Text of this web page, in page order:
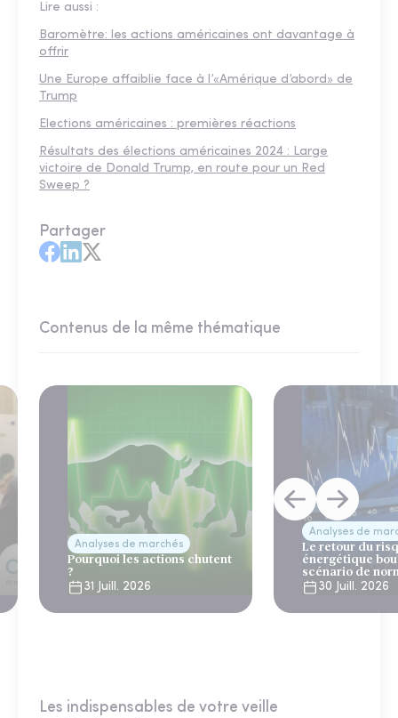
Lire aussi :
Baromètre: les actions américaines ont davantage à
offrir
Une Europe affaiblie face à l’«Amérique d’abord» de
Trump
Elections américaines : premières réactions
Résultats des élections américaines 2024 : Large
victoire de Donald Trump, en route pour un Red
Sweep ?
Partager
Contenus de la même thématique
Analyses de marchés
Pourquoi les actions chutent
?
31 Juill. 2026
Analyses de
Le retour du
énergétique
scénario de
30 Juill. 2026
Les indispensables de votre veille